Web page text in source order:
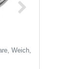
Weich,